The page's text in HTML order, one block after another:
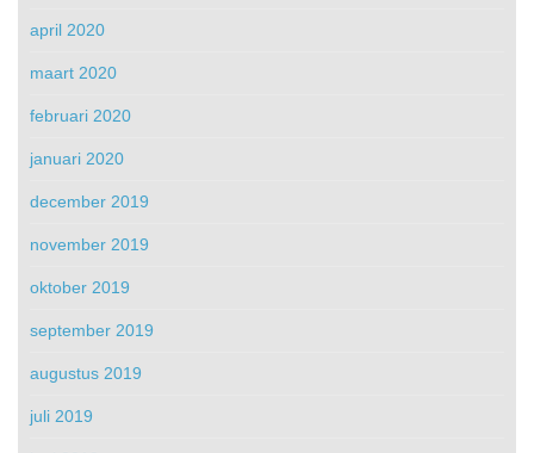
april 2020
maart 2020
februari 2020
januari 2020
december 2019
november 2019
oktober 2019
september 2019
augustus 2019
juli 2019